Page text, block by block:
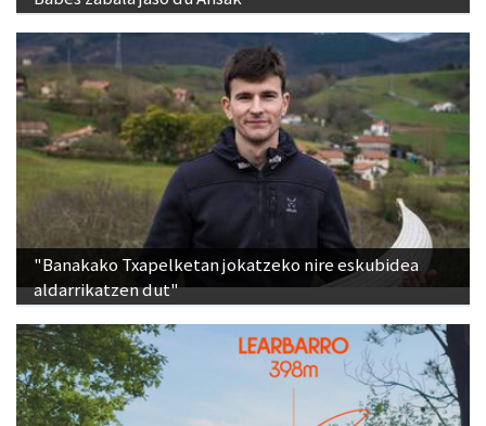
"Banakako Txapelketan jokatzeko nire eskubidea
aldarrikatzen dut"